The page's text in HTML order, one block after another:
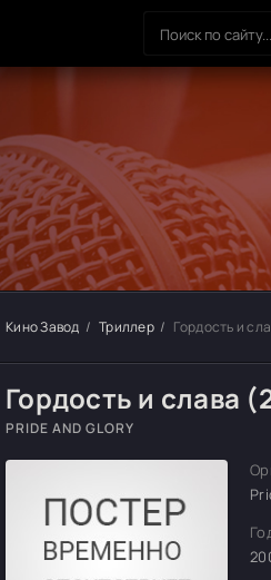
Кино Завод Триллер Гордость и
Гордость и слава
PRIDE AND GLORY